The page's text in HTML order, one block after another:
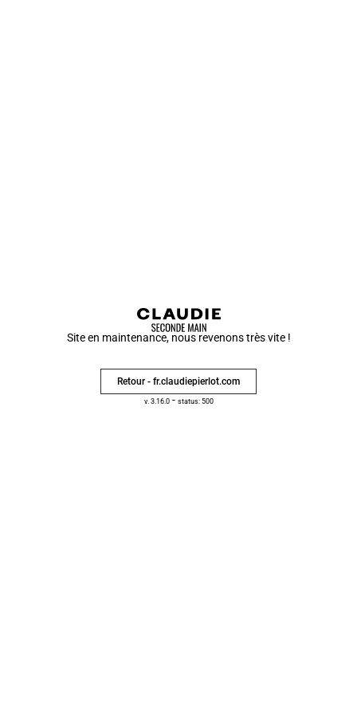
Site en maintenance, nous revenons très vite !
Retour - fr.claudiepierlot.com
v. 3.16.0- status: 500